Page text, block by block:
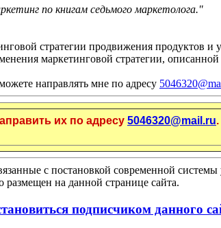
по книгам седьмого маркетолога."
стратегии продвижения продуктов и
маркетинговой стратегии, описанной
направлять мне по адресу
их по адресу 5046320@mail.ru
с постановкой современной
размещен на данной странице сайта.
подписчиком данного